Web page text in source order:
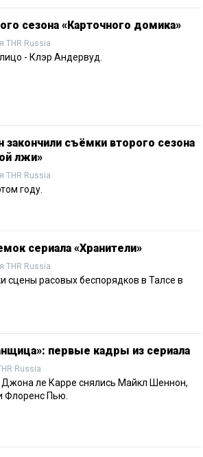
сезона «Карточного домика»
THR Russia
- Клэр Андервуд.
закончили съёмки второго сезона
лжи»
THR Russia
году.
сериала «Хранители»
THR Russia
сцены расовых беспорядков в Талсе в
первые кадры из сериала
Russia
Джона ле Карре снялись Майкл Шеннон,
Флоренс Пью.